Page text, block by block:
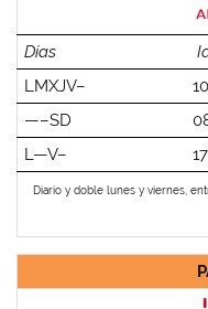
Días
LMXJV–
—–SD
L—V–
Diario y doble lunes y viernes,